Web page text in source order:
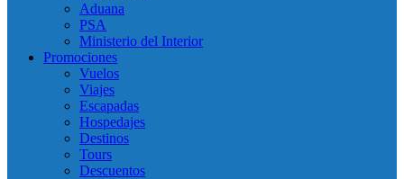
Aduana
PSA
Ministerio del Interior
Promociones
Vuelos
Viajes
Escapadas
Hospedajes
Destinos
Tours
Descuentos